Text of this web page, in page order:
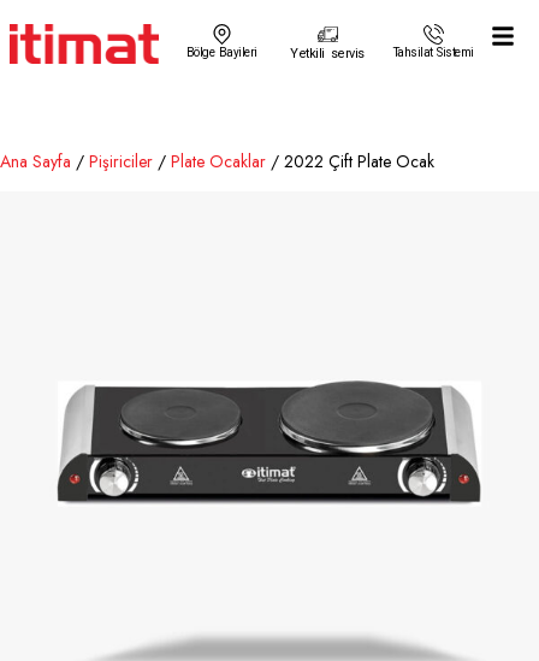
Bölge Bayileri Yetkili servis Tahsilat Sistemi
Ana Sayfa / Pişiriciler / Plate Ocaklar / 2022 Çift Plate Ocak